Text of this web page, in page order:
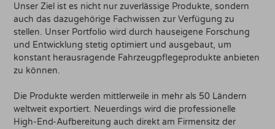
Unser Ziel ist es nicht nur zuverlässige Produkte, sondern
auch das dazugehörige Fachwissen zur Verfügung zu
stellen. Unser Portfolio wird durch hauseigene Forschung
und Entwicklung stetig optimiert und ausgebaut, um
konstant herausragende Fahrzeugpflegeprodukte anbieten
zu können.
Die Produkte werden mittlerweile in mehr als 50 Ländern
weltweit exportiert. Neuerdings wird die professionelle
High-End-Aufbereitung auch direkt am Firmensitz der